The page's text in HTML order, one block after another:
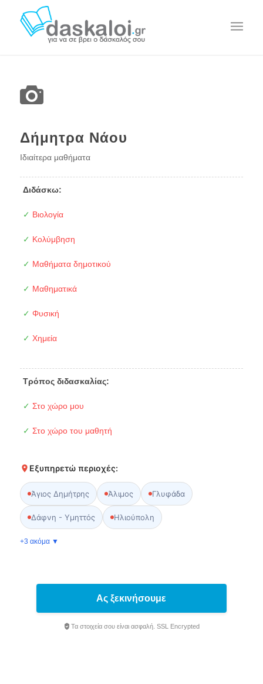
Δήμητρα Νάου
Ιδιαίτερα μαθήματα
Διδάσκω:
✓ Βιολογία
✓ Κολύμβηση
✓ Μαθήματα δημοτικού
✓ Μαθηματικά
✓ Φυσική
✓ Χημεία
Τρόπος διδασκαλίας:
✓ Στο χώρο μου
✓ Στο χώρο του μαθητή
Εξυπηρετώ περιοχές:
Άγιος Δημήτρης Άλιμος Γλυφάδα
Δάφνη - Υμηττός Ηλιούπολη
+3 ακόμα ▼
Ας ξεκινήσουμε
Τα στοιχεία σου είναι ασφαλή. SSL Encrypted